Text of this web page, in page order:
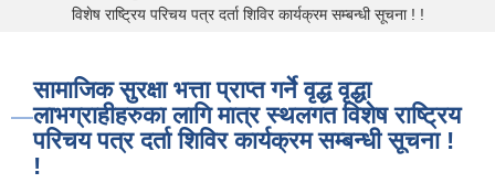
विशेष राष्‍ट्रिय परिचय पत्र दर्ता शिविर कार्यक्रम सम्बन्धी सूचना ! !
सामाजिक सुरक्षा भत्ता प्राप्‍त गर्ने वृद्ध वृद्धा
लाभग्राहीहरुका लागि मात्र स्थलगत विशेष राष्‍ट्रिय
परिचय पत्र दर्ता शिविर कार्यक्रम सम्बन्धी सूचना !
!